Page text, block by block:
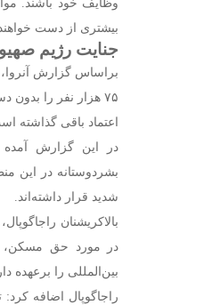
وظایف خود باشند.
بیشتری از دست
جنایت رژیم
۷۵ هزار نفر را
اعتماد باقی گذاشته
در این گزارش
شدید قرار داشته‌اند.
در مورد حق مسکن،
بین‌المللی را برعهده
راجاگوپال اضافه